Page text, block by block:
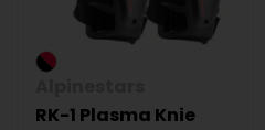
RK-1 Plasma Knie